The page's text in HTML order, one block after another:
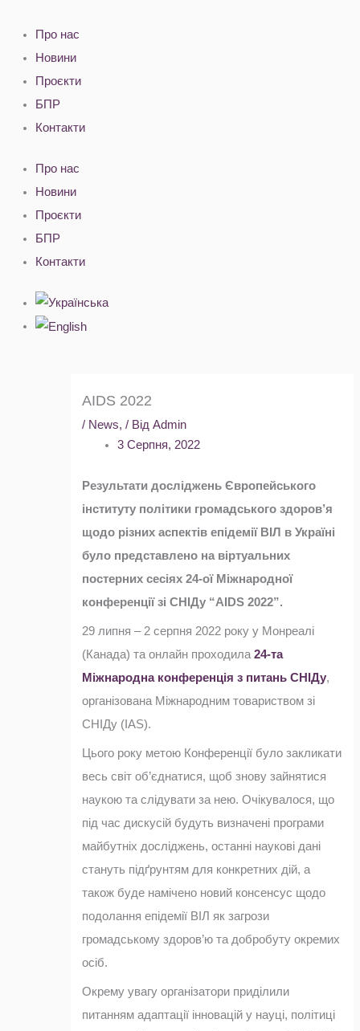
вмісту
Про нас
Новини
Проєкти
БПР
Контакти
Про нас
Новини
Проєкти
БПР
Контакти
AIDS 2022
/ News,/ ВідAdmin
3 Серпня, 2022
Результати досліджень Європейського
інституту політики громадського здоров’я
щодо різних аспектів епідемії ВІЛ в Україні
було представлено на віртуальних
постерних сесіях 24-ої Міжнародної
конференції зі СНІДу “AIDS 2022”.
29 липня – 2 серпня 2022 року у Монреалі
(Канада) та онлайн проходила24-та
Міжнародна конференція з питань СНІДу,
організована Міжнародним товариством зі
СНІДу (IAS).
Цього року метою Конференції було закликати
весь світ об’єднатися, щоб знову зайнятися
наукою та слідувати за нею. Очікувалося, що
під час дискусій будуть визначені програми
майбутніх досліджень, останні наукові дані
стануть підґрунтям для конкретних дій, а
також буде намічено новий консенсус щодо
подолання епідемії ВІЛ як загрози
громадському здоров’ю та добробуту окремих
осіб.
Окрему увагу організатори приділили
питанням адаптації інновацій у науці, політиці